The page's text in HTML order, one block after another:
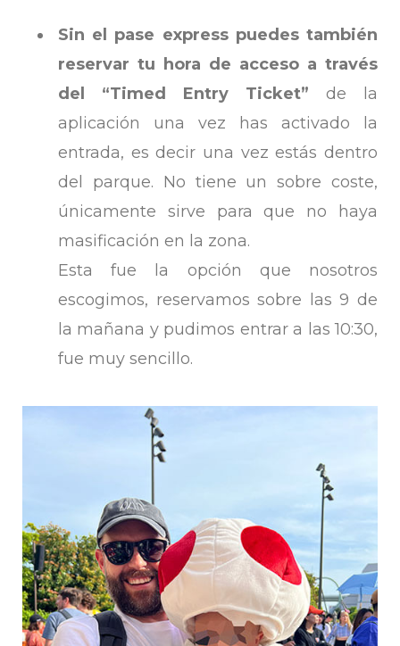
Sin el pase express puedes también
reservar tu hora de acceso a través
del “Timed Entry Ticket” de la
aplicación una vez has activado la
entrada, es decir una vez estás dentro
del parque. No tiene un sobre coste,
únicamente sirve para que no haya
masificación en la zona.
Esta fue la opción que nosotros
escogimos, reservamos sobre las 9 de
la mañana y pudimos entrar a las 10:30,
fue muy sencillo.